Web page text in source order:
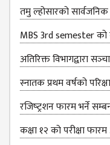
M.ED FIRST
SEMESTERS
M.ED SECOND
SEMESTERS
M.ED THIRD
SEMESTERS
M.ED FOURTH
SEMESTERS
तमु ल्होसारको
MBS 3rd semester को
अतिरिक्त विभागद्वारा
स्नातक प्रथम वर्षको
रजिष्‍ट्रशन फारम भर्ने
कक्षा १२ को परीक्षा